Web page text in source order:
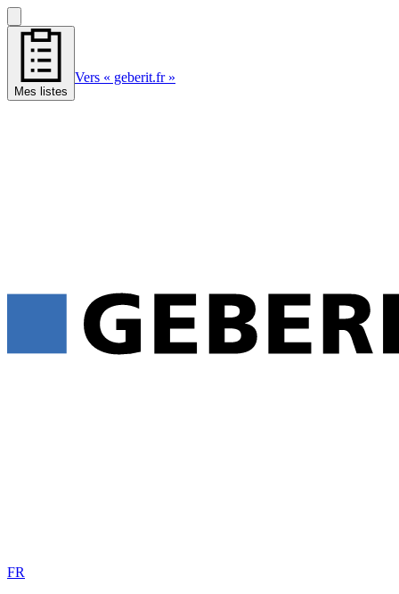
Mes listes
Vers « geberit.fr »
FR